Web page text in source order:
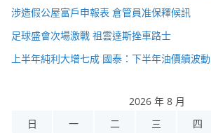
涉造假公屋富戶申報表 倉管員准保釋候訊
足球盛會次場激戰 祖雲達斯挫車路士
上半年純利大增七成 國泰：下半年油價續波動
2026 年 8 月
日
一 二 三 四